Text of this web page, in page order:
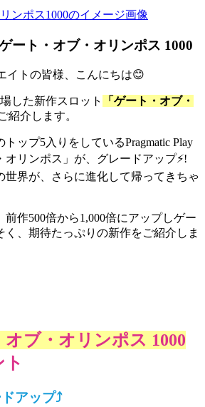
ート・オブ・オリンポス 1000
イトの皆様、こんにちは😊
した新作スロット
「ゲート・オブ・
紹介します。
ップ5入りをしているPragmatic Play
リンポス」が、グレードアップ⚡!
世界が、さらに進化して帰ってきちゃ
作500倍から1,000倍にアップしゲー
く、期待たっぷりの新作をご紹介しま
ブ・オリンポス 1000
アップ⤴